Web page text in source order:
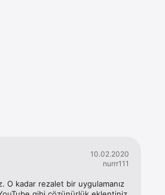
10.02.2020
nurrr111
kadar rezalet bir uygulamanız